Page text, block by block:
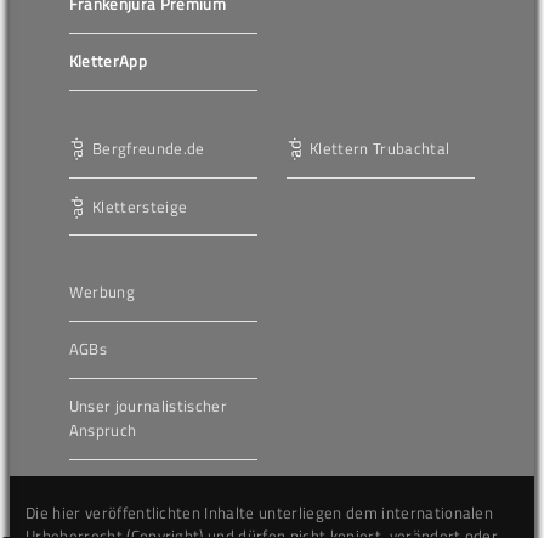
KletterApp
Bergfreunde.de
Klettersteige
Klettern Trubachtal
Werbung
AGBs
Unser journalistischer
Anspruch
Die hier veröffentlichten Inhalte unterliegen dem internationalen